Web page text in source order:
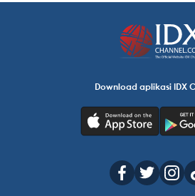
Download aplikasi IDX